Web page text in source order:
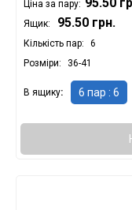
Ціна за пару:
Ящик: 95.50 грн.
Кількість пар
6
Розміри
36-41
В ящику 6 пар : 6